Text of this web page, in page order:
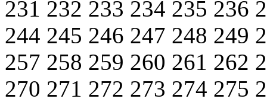
231 232 233 234 235 236
244 245 246 247 248 249
257 258 259 260 261 262
270 271 272 273 274 275